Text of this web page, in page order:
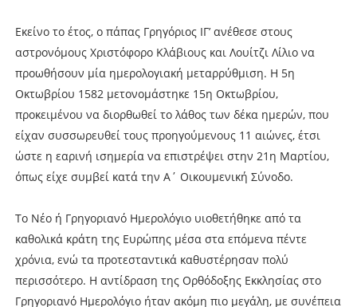
Εκείνο το έτος, ο πάπας Γρηγόριος ΙΓ’ ανέθεσε στους
αστρονόμους Χριστόφορο Κλάβιους και Λουίτζι Λίλιο να
προωθήσουν μία ημερολογιακή μεταρρύθμιση. Η 5η
Οκτωβρίου 1582 μετονομάστηκε 15η Οκτωβρίου,
προκειμένου να διορθωθεί το λάθος των δέκα ημερών, που
είχαν συσσωρευθεί τους προηγούμενους 11 αιώνες, έτσι
ώστε η εαρινή ισημερία να επιστρέψει στην 21η Μαρτίου,
όπως είχε συμβεί κατά την Α΄ Οικουμενική Σύνοδο.
Το Νέο ή Γρηγοριανό Ημερολόγιο υιοθετήθηκε από τα
καθολικά κράτη της Ευρώπης μέσα στα επόμενα πέντε
χρόνια, ενώ τα προτεσταντικά καθυστέρησαν πολύ
περισσότερο. Η αντίδραση της Ορθόδοξης Εκκλησίας στο
Γρηγοριανό Ημερολόγιο ήταν ακόμη πιο μεγάλη, με συνέπεια